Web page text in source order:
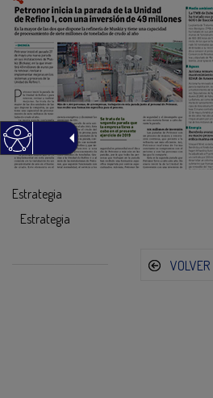
Estrategia
Estrategia
VOLVER